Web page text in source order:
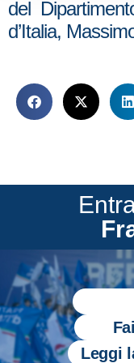
del
d’Italia,
Leggi